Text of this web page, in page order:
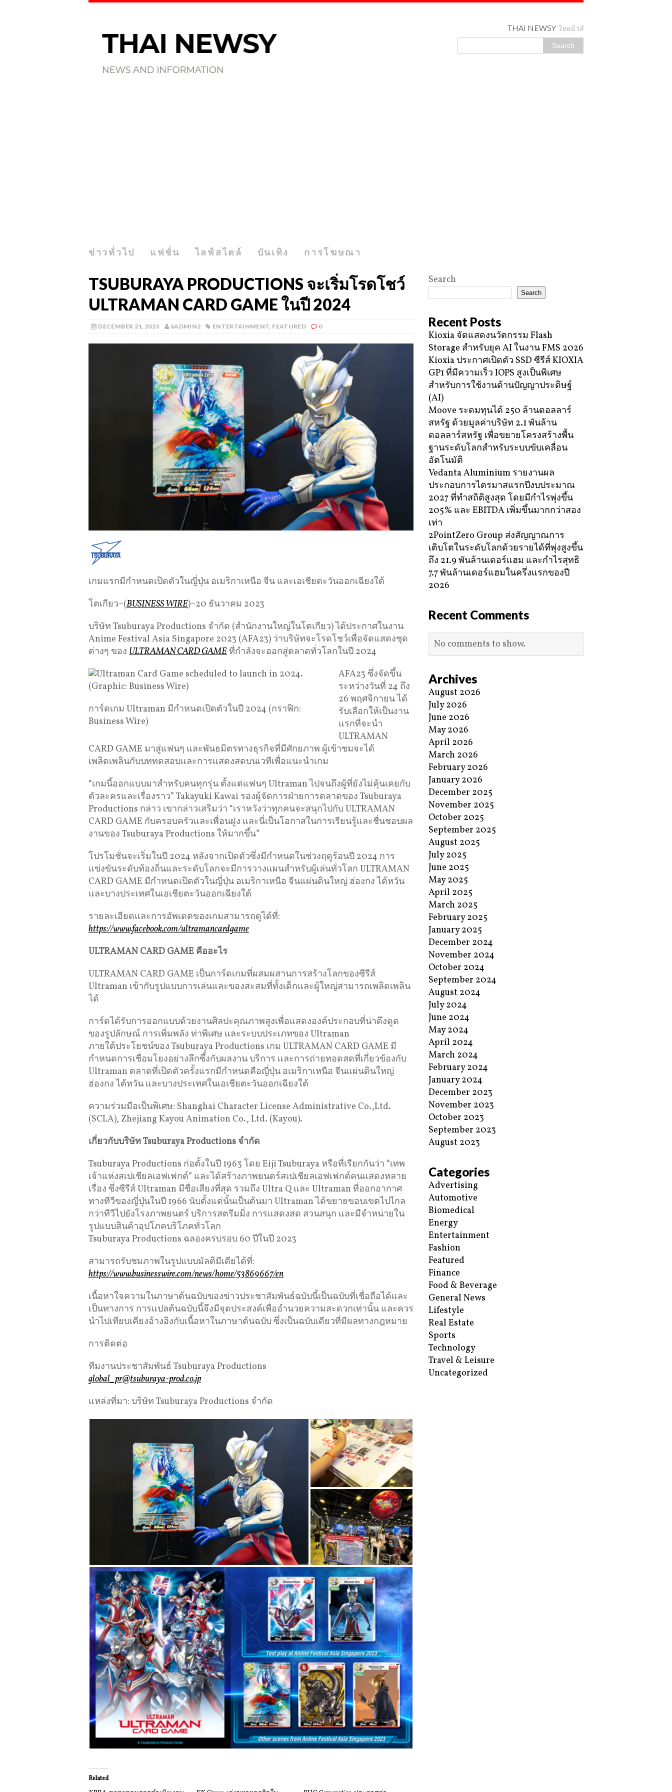
THAI NEWSY ไทยนิวสี่
ข่าวทั่วไป แฟชั่น ไลฟ์สไตล์ บันเทิง การโฆษณา
TSUBURAYA PRODUCTIONS จะเริ่มโรดโชว์
ULTRAMAN CARD GAME ในปี 2024
DECEMBER 21, 2023 6ADMIN2 ENTERTAINMENT, FEATURED 0
เกมแรกมีกำหนดเปิดตัวในญี่ปุ่น อเมริกาเหนือ จีน และเอเชียตะวันออกเฉียงใต้
โตเกียว–(BUSINESS WIRE)–20 ธันวาคม 2023
บริษัท Tsuburaya Productions จำกัด (สำนักงานใหญ่ในโตเกียว) ได้ประกาศในงาน
Anime Festival Asia Singapore 2023 (AFA23) ว่าบริษัทจะโรดโชว์เพื่อจัดแสดงชุด
ต่างๆ ของ ULTRAMAN CARD GAMEที่กำลังจะออกสู่ตลาดทั่วโลกในปี 2024
การ์ดเกม Ultraman มีกำหนดเปิดตัวในปี 2024 (กราฟิก:
Business Wire)
AFA23 ซึ่งจัดขึ้น
ระหว่างวันที่ 24 ถึง
26 พฤศจิกายน ได้
รับเลือกให้เป็นงาน
แรกที่จะนำ
ULTRAMAN
CARD GAME มาสู่แฟนๆ และพันธมิตรทางธุรกิจที่มีศักยภาพ ผู้เข้าชมจะได้
เพลิดเพลินกับบททดสอบและการแสดงสดบนเวทีเพื่อแนะนำเกม
“เกมนี้ออกแบบมาสำหรับคนทุกรุ่น ตั้งแต่แฟนๆ Ultraman ไปจนถึงผู้ที่ยังไม่คุ้นเคยกับ
ตัวละครและเรื่องราว” Takayuki Kawai รองผู้จัดการฝ่ายการตลาดของ Tsuburaya
Productions กล่าว เขากล่าวเสริมว่า “เราหวังว่าทุกคนจะสนุกไปกับ ULTRAMAN
CARD GAME กับครอบครัวและเพื่อนฝูง และนี่เป็นโอกาสในการเรียนรู้และชื่นชอบผล
งานของ Tsuburaya Productions ให้มากขึ้น”
โปรโมชั่นจะเริ่มในปี 2024 หลังจากเปิดตัวซึ่งมีกำหนดในช่วงฤดูร้อนปี 2024 การ
แข่งขันระดับท้องถิ่นและระดับโลกจะมีการวางแผนสำหรับผู้เล่นทั่วโลก ULTRAMAN
CARD GAME มีกำหนดเปิดตัวในญี่ปุ่น อเมริกาเหนือ จีนแผ่นดินใหญ่ ฮ่องกง ไต้หวัน
และบางประเทศในเอเชียตะวันออกเฉียงใต้
รายละเอียดและการอัพเดตของเกมสามารถดูได้ที่:
https://www.facebook.com/ultramancardgame
ULTRAMAN CARD GAME คืออะไร
ULTRAMAN CARD GAME เป็นการ์ดเกมที่ผสมผสานการสร้างโลกของซีรีส์
Ultraman เข้ากับรูปแบบการเล่นและของสะสมที่ทั้งเด็กและผู้ใหญ่สามารถเพลิดเพลิน
ได้
การ์ดได้รับการออกแบบด้วยงานศิลปะคุณภาพสูงเพื่อแสดงองค์ประกอบที่น่าดึงดูด
ของรูปลักษณ์ การเพิ่มพลัง ท่าพิเศษ และระบบประเภทของ Ultraman
ภายใต้ประโยชน์ของ Tsuburaya Productions เกม ULTRAMAN CARD GAME มี
กำหนดการเชื่อมโยงอย่างลึกซึ้งกับผลงาน บริการ และการถ่ายทอดสดที่เกี่ยวข้องกับ
Ultraman ตลาดที่เปิดตัวครั้งแรกมีกำหนดคือญี่ปุ่น อเมริกาเหนือ จีนแผ่นดินใหญ่
ฮ่องกง ไต้หวัน และบางประเทศในเอเชียตะวันออกเฉียงใต้
ความร่วมมือเป็นพิเศษ: Shanghai Character License Administrative Co.,Ltd.
(SCLA), Zhejiang Kayou Animation Co., Ltd. (Kayou).
เกี่ยวกับบริษัทTsuburaya Productions จำกัด
Tsuburaya Productions ก่อตั้งในปี 1963 โดย Eiji Tsuburaya หรือที่เรียกกันว่า “เทพ
เจ้าแห่งสเปเชียลเอฟเฟกต์” และได้สร้างภาพยนตร์สเปเชียลเอฟเฟกต์คนแสดงหลาย
เรื่อง ซึ่งซีรีส์ Ultraman มีชื่อเสียงที่สุด รวมถึง Ultra Q และ Ultraman ที่ออกอากาศ
ทางทีวีของญี่ปุ่นในปี 1966 นับตั้งแต่นั้นเป็นต้นมา Ultraman ได้ขยายขอบเขตไปไกล
กว่าทีวีไปยังโรงภาพยนตร์ บริการสตรีมมิ่ง การแสดงสด สวนสนุก และมีจำหน่ายใน
รูปแบบสินค้าอุปโภคบริโภคทั่วโลก
Tsuburaya Productions ฉลองครบรอบ 60 ปีในปี 2023
สามารถรับชมภาพในรูปแบบมัลติมีเดียได้ที่:
https://www.businesswire.com/news/home/53869667/en
เนื้อหาใจความในภาษาต้นฉบับของข่าวประชาสัมพันธ์ฉบับนี้เป็นฉบับที่เชื่อถือได้และ
เป็นทางการ การแปลต้นฉบับนี้จึงมีจุดประสงค์เพื่ออำนวยความสะดวกเท่านั้น และควร
นำไปเทียบเคียงอ้างอิงกับเนื้อหาในภาษาต้นฉบับ ซึ่งเป็นฉบับเดียวที่มีผลทางกฎหมาย
การติดต่อ
ทีมงานประชาสัมพันธ์ Tsuburaya Productions
global_pr@tsuburaya-prod.co.jp
แหล่งที่มา: บริษัท Tsuburaya Productions จำกัด
Related
Search
Search
Recent Posts
Kioxia จัดแสดงนวัตกรรม Flash
Storage สำหรับยุค AI ในงาน FMS 2026
Kioxia ประกาศเปิดตัว SSD ซีรีส์ KIOXIA
GP1 ที่มีความเร็ว IOPS สูงเป็นพิเศษ
สำหรับการใช้งานด้านปัญญาประดิษฐ์
(AI)
Moove ระดมทุนได้ 250 ล้านดอลลาร์
สหรัฐ ด้วยมูลค่าบริษัท 2.1 พันล้าน
ดอลลาร์สหรัฐ เพื่อขยายโครงสร้างพื้น
ฐานระดับโลกสำหรับระบบขับเคลื่อน
อัตโนมัติ
Vedanta Aluminium รายงานผล
ประกอบการไตรมาสแรกปีงบประมาณ
2027 ที่ทำสถิติสูงสุด โดยมีกำไรพุ่งขึ้น
205% และ EBITDA เพิ่มขึ้นมากกว่าสอง
เท่า
2PointZero Group ส่งสัญญาณการ
เติบโตในระดับโลกด้วยรายได้ที่พุ่งสูงขึ้น
ถึง 21.9 พันล้านเดอร์แฮม และกำไรสุทธิ
7.7 พันล้านเดอร์แฮมในครึ่งแรกของปี
2026
Recent Comments
No comments to show.
Archives
August 2026
July 2026
June 2026
May 2026
April 2026
March 2026
February 2026
January 2026
December 2025
November 2025
October 2025
September 2025
August 2025
July 2025
June 2025
May 2025
April 2025
March 2025
February 2025
January 2025
December 2024
November 2024
October 2024
September 2024
August 2024
July 2024
June 2024
May 2024
April 2024
March 2024
February 2024
January 2024
December 2023
November 2023
October 2023
September 2023
August 2023
Categories
Advertising
Automotive
Biomedical
Energy
Entertainment
Fashion
Featured
Finance
Food & Beverage
General News
Lifestyle
Real Estate
Sports
Technology
Travel & Leisure
Uncategorized